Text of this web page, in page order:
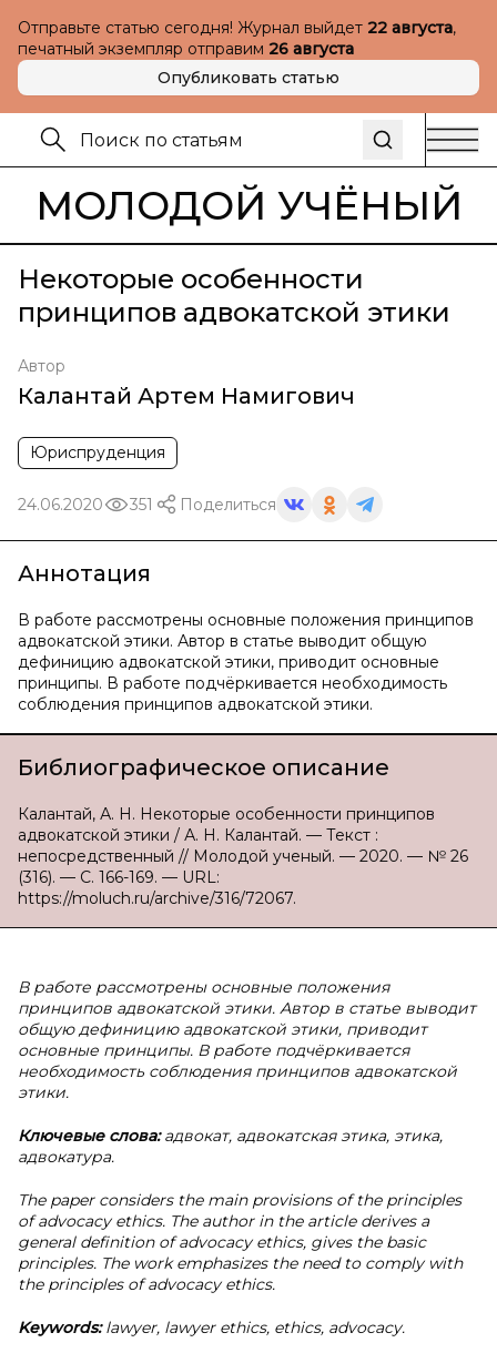
Отправьте статью сегодня! Журнал выйдет 22 августа,
печатный экземпляр отправим 26 августа
Опубликовать статью
МОЛОДОЙ УЧЁНЫЙ
Некоторые особенности
принципов адвокатской этики
Автор
Калантай Артем Намигович
Юриспруденция
24.06.2020 351 Поделиться
Аннотация
В работе рассмотрены основные положения принципов
адвокатской этики. Автор в статье выводит общую
дефиницию адвокатской этики, приводит основные
принципы. В работе подчёркивается необходимость
соблюдения принципов адвокатской этики.
Библиографическое описание
Калантай, А. Н. Некоторые особенности принципов
адвокатской этики / А. Н. Калантай. — Текст :
непосредственный // Молодой ученый. — 2020. — № 26
(316). — С. 166-169. — URL:
https://moluch.ru/archive/316/72067.
В работе рассмотрены основные положения
принципов адвокатской этики. Автор в статье выводит
общую дефиницию адвокатской этики, приводит
основные принципы. В работе подчёркивается
необходимость соблюдения принципов адвокатской
этики.
Ключевые слова:адвокат, адвокатская этика, этика,
адвокатура.
The paper considers the main provisions of the principles
of advocacy ethics. The author in the article derives a
general definition of advocacy ethics, gives the basic
principles. The work emphasizes the need to comply with
the principles of advocacy ethics.
Keywords:lawyer, lawyer ethics, ethics, advocacy.